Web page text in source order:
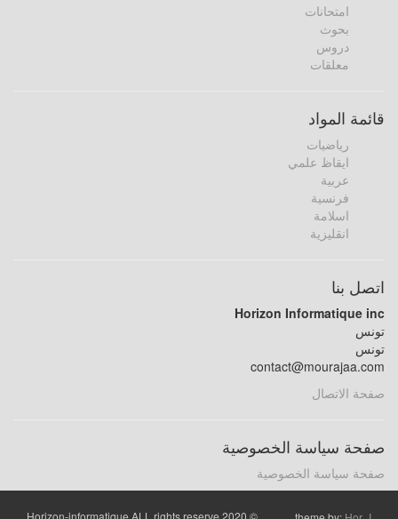
امتحانات
بحوث
دروس
معلقات
قائمة المواد
رياضيات
ايقاظ علمي
عربية
فرنسية
اسلامة
انقليزية
اتصل بنا
Horizon Informatique inc
تونس
تونس
contact@mourajaa.com
صفحة الاتصال
صفحة سياسة الخصوصية
صفحة سياسة الخصوصية
© 2020 Horizon-informatique ALL rights reserve